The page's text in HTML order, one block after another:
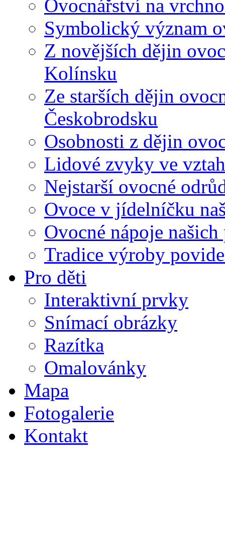
Ovocnářství na
Symbolický význam
Z novějších dějin
Kolínsku
Ze starších dějin
Českobrodsku
Osobnosti z dějin
Lidové zvyky ve
Nejstarší ovocné
Ovoce v jídelníčku
Ovocné nápoje
Tradice výroby
Pro děti
Interaktivní prvky
Snímací obrázky
Razítka
Omalovánky
Mapa
Fotogalerie
Kontakt